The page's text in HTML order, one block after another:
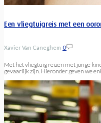
Een vliegtuigreis met een
Xavier Van Caneghem 0
Met het vliegtuig reizen met jonge
gevaarlijk zijn. Hieronder geven we